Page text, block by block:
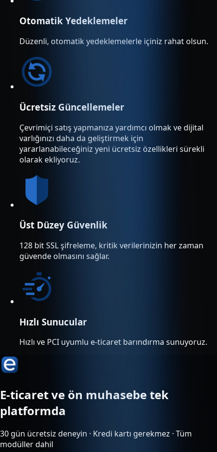
Otomatik Yedeklemeler
Düzenli, otomatik yedeklemelerle içiniz rahat olsun.
Ücretsiz Güncellemeler
Çevrimiçi satış yapmanıza yardımcı olmak ve dijital
varlığınızı daha da geliştirmek için
yararlanabileceğiniz yeni ücretsiz özellikleri sürekli
olarak ekliyoruz.
Üst Düzey Güvenlik
128 bit SSL şifreleme, kritik verilerinizin her zaman
güvende olmasını sağlar.
Hızlı Sunucular
Hızlı ve PCI uyumlu e-ticaret barındırma sunuyoruz.
E-ticaret ve ön muhasebe tek
platformda
30 gün ücretsiz deneyin · Kredi kartı gerekmez · Tüm
modüller dahil